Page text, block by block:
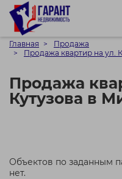
Главная
Продажа
Продажа квартир на ул.
Продажа
Кутузова в
Объектов по заданным
нет.